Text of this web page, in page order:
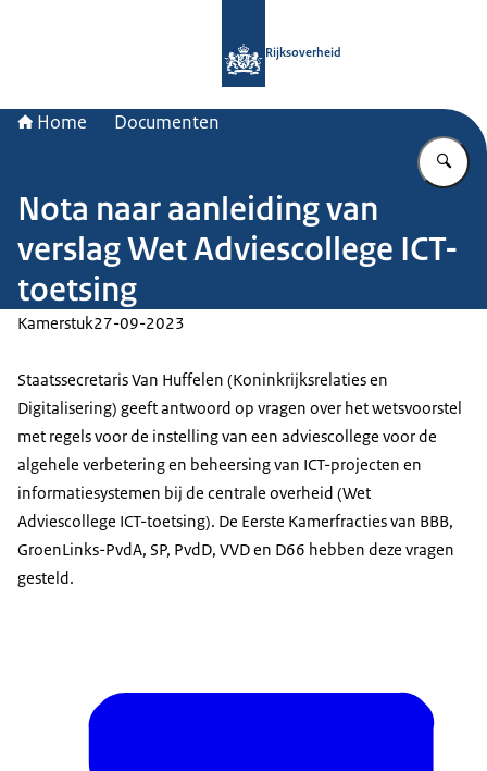
Rijksoverheid
Home Documenten
Nota naar aanleiding van
verslag Wet Adviescollege ICT-
toetsing
Kamerstuk27-09-2023
Staatssecretaris Van Huffelen (Koninkrijksrelaties en
Digitalisering) geeft antwoord op vragen over het wetsvoorstel
met regels voor de instelling van een adviescollege voor de
algehele verbetering en beheersing van ICT-projecten en
informatiesystemen bij de centrale overheid (Wet
Adviescollege ICT-toetsing). De Eerste Kamerfracties van BBB,
GroenLinks-PvdA, SP, PvdD, VVD en D66 hebben deze vragen
gesteld.